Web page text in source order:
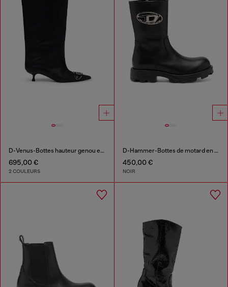
D-Venus-Bottes hauteur genou en cuir huilé
695,00 €
2 COULEURS
D-Hammer-Bottes de motard en cuir brillant
450,00 €
NOIR